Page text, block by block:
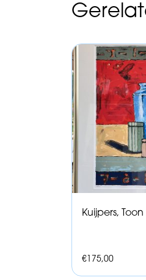
Kuijpers, Toon
€ 175,00